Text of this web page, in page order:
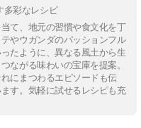
多彩なレシピ
て、地元の習慣や食文化を丁
やウガンダのパッションフル
たように、異なる風土から生
ながる味わいの宝庫を提案。
にまつわるエピソードも伝
す。気軽に試せるレシピも充